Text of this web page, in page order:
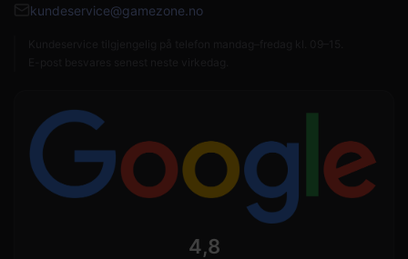
kundeservice@gamezone.no
4,8